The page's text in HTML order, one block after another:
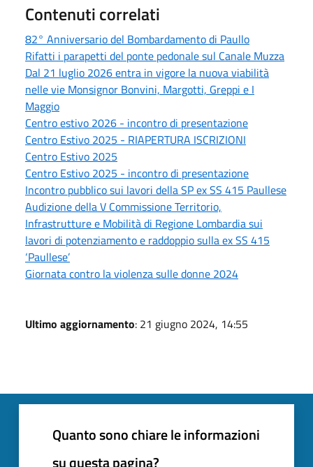
Contenuti correlati
82° Anniversario del Bombardamento di Paullo
Rifatti i parapetti del ponte pedonale sul Canale Muzza
Dal 21 luglio 2026 entra in vigore la nuova viabilità
nelle vie Monsignor Bonvini, Margotti, Greppi e I
Maggio
Centro estivo 2026 - incontro di presentazione
Centro Estivo 2025 - RIAPERTURA ISCRIZIONI
Centro Estivo 2025
Centro Estivo 2025 - incontro di presentazione
Incontro pubblico sui lavori della SP ex SS 415 Paullese
Audizione della V Commissione Territorio,
Infrastrutture e Mobilità di Regione Lombardia sui
lavori di potenziamento e raddoppio sulla ex SS 415
‘Paullese’
Giornata contro la violenza sulle donne 2024
Ultimo aggiornamento: 21 giugno 2024, 14:55
Quanto sono chiare le informazioni
su questa pagina?